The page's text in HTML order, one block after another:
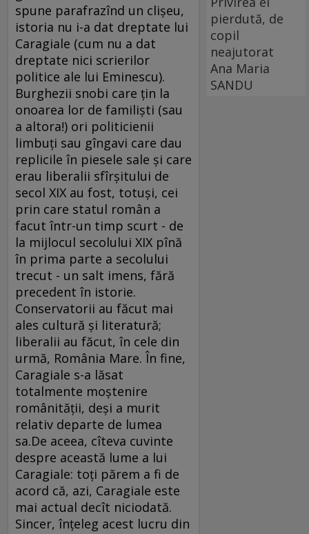
spune parafrazînd un clişeu,
istoria nu i-a dat dreptate lui
Caragiale (cum nu a dat
dreptate nici scrierilor
politice ale lui Eminescu).
Burghezii snobi care ţin la
onoarea lor de familişti (sau
a altora!) ori politicienii
limbuţi sau gîngavi care dau
replicile în piesele sale şi care
erau liberalii sfîrşitului de
secol XIX au fost, totuşi, cei
prin care statul român a
facut într-un timp scurt - de
la mijlocul secolului XIX pînă
în prima parte a secolului
trecut - un salt imens, fără
precedent în istorie.
Conservatorii au făcut mai
ales cultură şi literatură;
liberalii au făcut, în cele din
urmă, România Mare. În fine,
Caragiale s-a lăsat
totalmente moştenire
românităţii, deşi a murit
relativ departe de lumea
sa.De aceea, cîteva cuvinte
despre această lume a lui
Caragiale: toţi părem a fi de
acord că, azi, Caragiale este
mai actual decît niciodată.
Sincer, înţeleg acest lucru din
pierdută, de
copil
neajutorat
Ana Maria
SANDU